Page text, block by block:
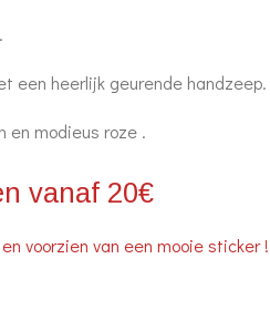
een heerlijk geurende handzeep.
en modieus roze .
vanaf 20€
voorzien van een mooie sticker !